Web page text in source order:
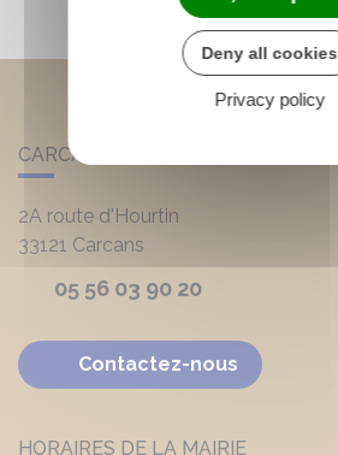
CARCANS
2A route d'Hourtin
33121 Carcans
05 56 03 90 20
Contactez-nous
HORAIRES DE LA MAIRIE
Deny all cookies
Privacy policy